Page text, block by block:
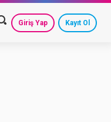
Giriş Yap Kayıt Ol